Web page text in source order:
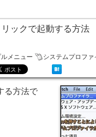
ックで起動する方法
メニュー システムプロファ
る方法で